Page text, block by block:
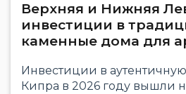
Верхняя и Нижняя
инвестиции в
каменные дома для
Инвестиции в
Кипра в 2026 году вышли